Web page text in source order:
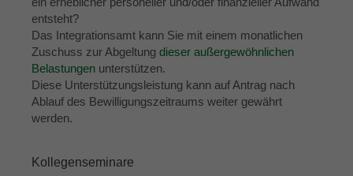
entsteht?
Das Integrationsamt kann Sie mit einem monatlichen
Zuschuss zur Abgeltung dieser außergewöhnlichen
Belastungen unterstützen.
Diese Unterstützungsleistung kann auf Antrag nach
Ablauf des Bewilligungszeitraums weiter gewährt
werden.
Kollegenseminare